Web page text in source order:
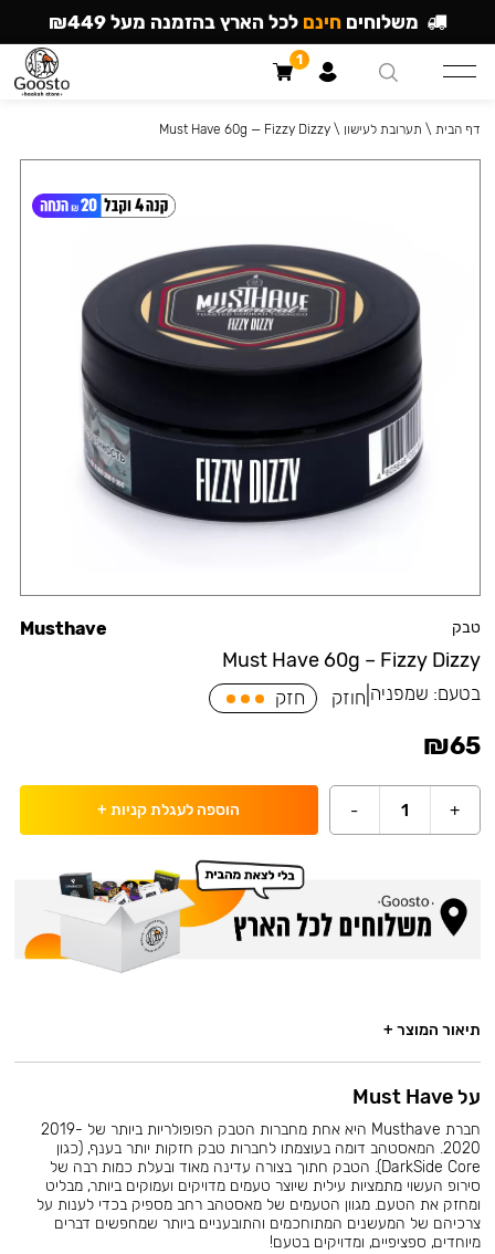
טבק
Must Have 60g – Fizzy Dizzy
Musthave
בטעם: שמפניה חוזק חזק
₪65
+
1
- הוספה לעגלת קניות +
דף הבית \ תערובת לעישון \
Must Have 60g — Fizzy Dizzy
תיאור המוצר +
על Must Have
חברת Musthave היא אחת מחברות הטבק הפופולריות ביותר של 2019-
2020. המאסטהב דומה בעוצמתו לחברות טבק חזקות יותר בענף, (כגון
DarkSide Core). הטבק חתוך בצורה עדינה מאוד ובעלת כמות רבה של
סירופ העשוי מתמציות עילית שיוצר טעמים מדויקים ועמוקים ביותר, מבליט
ומחזק את הטעם. מגוון הטעמים של מאסטהב רחב מספיק בכדי לענות על
צרכיהם של המעשנים המתוחכמים והתובעניים ביותר שמחפשים דברים
מיוחדים, ספציפיים, ומדויקים בטעם!
משלוחים חינם לכל הארץ בהזמנה מעל ₪449
1